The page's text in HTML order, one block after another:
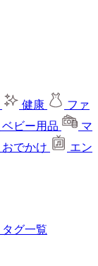
健康
ファ
ベビー用品
マ
おでかけ
エン
タグ一覧